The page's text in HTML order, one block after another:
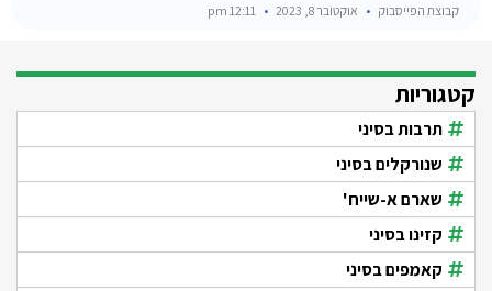
קבוצת הפייסבוק אוקטובר 8, 2023
קטגוריות
תרבות בסיני
שנורקלים בסיני
שארם א-שייח'
קזינו בסיני
קאמפים בסיני